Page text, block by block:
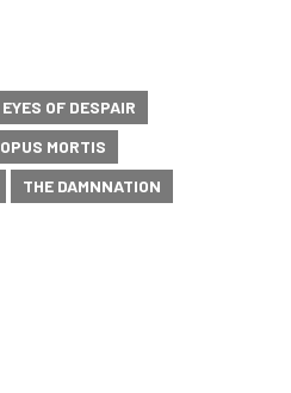
EYES OF DESPAIR
OPUS MORTIS
THE DAMNNATION